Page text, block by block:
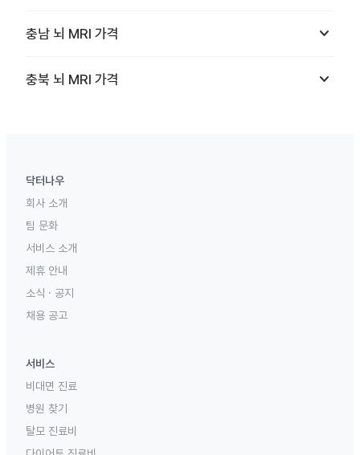
충남 뇌 MRI 가격 keyboard_arrow_down
충북 뇌 MRI 가격 keyboard_arrow_down
닥터나우
회사 소개
팀 문화
서비스 소개
제휴 안내
소식 · 공지
채용 공고
서비스
비대면 진료
병원 찾기
탈모 진료비